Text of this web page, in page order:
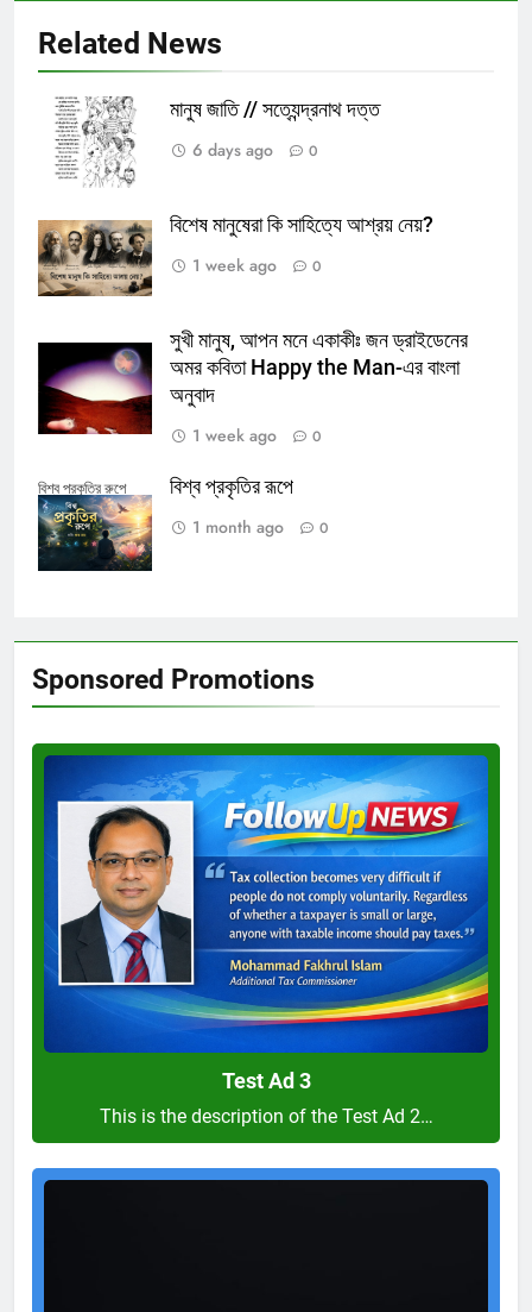
Related News
মানুষ জাতি // সত্যেন্দ্রনাথ দত্ত
6 days ago
0
বিশেষ মানুষেরা কি সাহিত্যে আশ্রয় নেয়?
1 week ago
0
সুখী মানুষ, আপন মনে একাকীঃ জন ড্রাইডেনের
অমর কবিতা Happy the Man-এর বাংলা
অনুবাদ
1 week ago
0
বিশ্ব প্রকৃতির রুপে
বিশ্ব প্রকৃতির রূপে
1 month ago
0
Sponsored Promotions
Test
Ad
3
Test Ad 3
This is the description of the Test Ad 2…